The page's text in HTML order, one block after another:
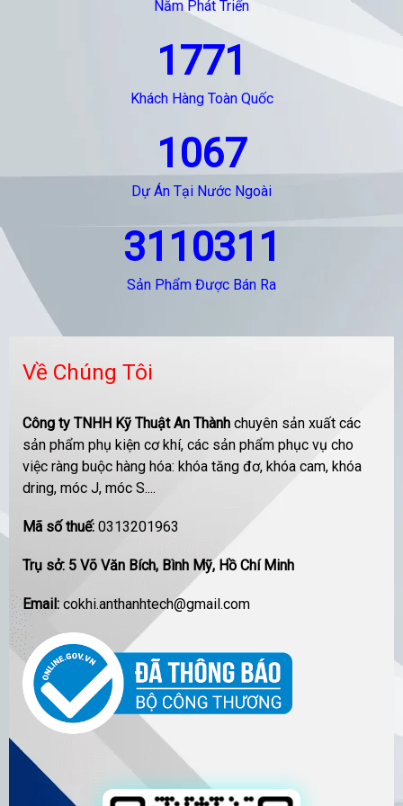
Năm Phát Triển
1771
Khách Hàng Toàn Quốc
1067
Dự Án Tại Nước Ngoài
3110311
Sản Phẩm Được Bán Ra
Về Chúng Tôi
Công ty TNHH Kỹ Thuật An Thành chuyên sản xuất các
sản phẩm phụ kiện cơ khí, các sản phẩm phục vụ cho
việc ràng buộc hàng hóa: khóa tăng đơ, khóa cam, khóa
dring, móc J, móc S....
Mã số thuế: 0313201963
Trụ sở: 5 Võ Văn Bích, Bình Mỹ, Hồ Chí Minh
Email: cokhi.anthanhtech@gmail.com